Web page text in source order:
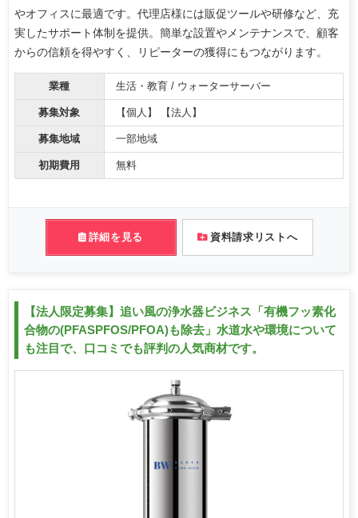
やオフィスに最適です。代理店様には販促ツールや研修など、充
実したサポート体制を提供。簡単な設置やメンテナンスで、顧客
からの信頼を得やすく、リピーターの獲得にもつながります。
業種 生活・教育 / ウォーターサーバー
募集対象 【個人】 【法人】
募集地域 一部地域
初期費用 無料
詳細を見る 資料請求リストへ
【法人限定募集】追い風の浄水器ビジネス「有機フッ素化
合物の(PFASPFOS/PFOA)も除去」水道水や環境について
も注目で、口コミでも評判の人気商材です。